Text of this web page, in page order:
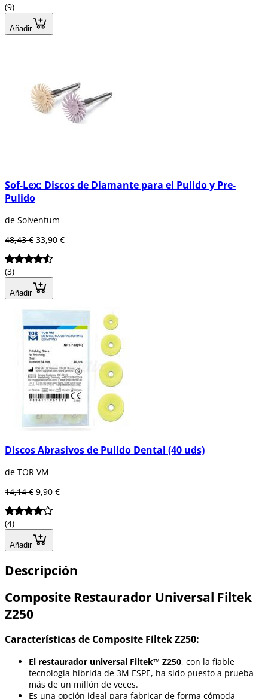
(9)
Añadir
Sof-Lex: Discos de Diamante para el Pulido y Pre-
Pulido
de Solventum
48,43 € 33,90 €
(3)
Añadir
Discos Abrasivos de Pulido Dental (40 uds)
de TOR VM
14,14 € 9,90 €
(4)
Añadir
Descripción
Composite Restaurador Universal Filtek
Z250
Características de Composite Filtek Z250:
El restaurador universal Filtek™ Z250, con la fiable
tecnología híbrida de 3M ESPE, ha sido puesto a prueba
más de un millón de veces.
Es una opción ideal para fabricar de forma cómoda